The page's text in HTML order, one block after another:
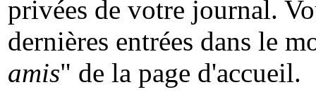
privées de votre journal.
dernières entrées dans le
amis" de la page d'accueil.